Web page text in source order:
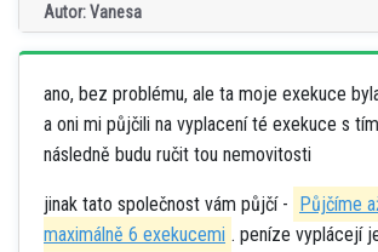
Autor: Vanesa
ano, bez problému, ale ta moje exekuce
a oni mi půjčili na vyplacení té exekuce s
následně budu ručit tou nemovitosti
jinak tato společnost vám půjčí - Půjčíme
maximálně 6 exekucemi . peníze vyplácejí